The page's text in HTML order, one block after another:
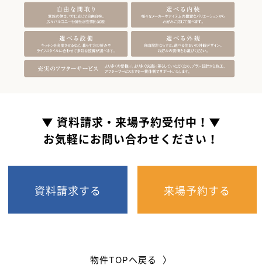
▼ 資料請求・来場予約受付中！▼
お気軽にお問い合わせください！
資料請求する 来場予約する
物件TOPヘ戻る 〉